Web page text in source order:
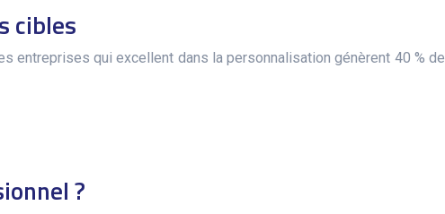
cibles
entreprises qui excellent dans la personnalisation génèrent 40 % de
?